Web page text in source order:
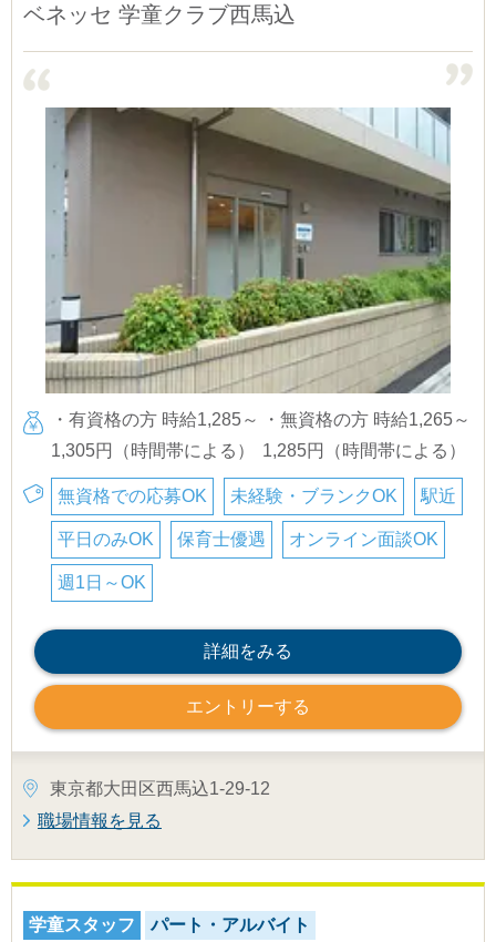
ベネッセ 学童クラブ西馬込
・有資格の方 時給1,285～
1,305円（時間帯による）
・無資格の方 時給1,265～
1,285円（時間帯による）
無資格での応募OK 未経験・ブランクOK 駅近
平日のみOK 保育士優遇 オンライン面談OK
週1日～OK
詳細をみる
エントリーする
東京都大田区西馬込1-29-12
職場情報を見る
学童スタッフ パート・アルバイト